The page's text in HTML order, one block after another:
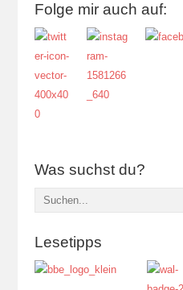
Folge mir auch auf:
Was suchst du?
Lesetipps